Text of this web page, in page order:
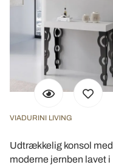
VIADURINI LIVING
Udtrækkelig konsol med
moderne jernben lavet i